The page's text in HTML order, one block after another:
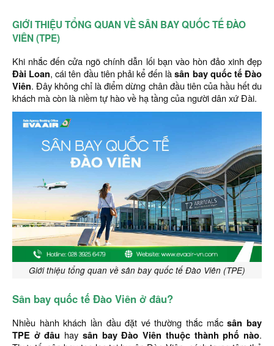
GIỚI THIỆU TỔNG QUAN VỀ SÂN BAY QUỐC TẾ ĐÀO
VIÊN (TPE)
Khi nhắc đến cửa ngõ chính dẫn lối bạn vào hòn đảo xinh đẹp
Đài Loan, cái tên đầu tiên phải kể đến làsân bay quốc tế Đào
Viên. Đây không chỉ là điểm dừng chân đầu tiên của hầu hết du
khách mà còn là niềm tự hào về hạ tầng của người dân xứ Đài.
Giới thiệu tổng quan về sân bay quốc tế Đào Viên (TPE)
Sân bay quốc tế Đào Viên ở đâu?
Nhiều hành khách lần đầu đặt vé thường thắc mắcsân bay
TPE ở đâu hay sân bay Đào Viên thuộc thành phố nào.